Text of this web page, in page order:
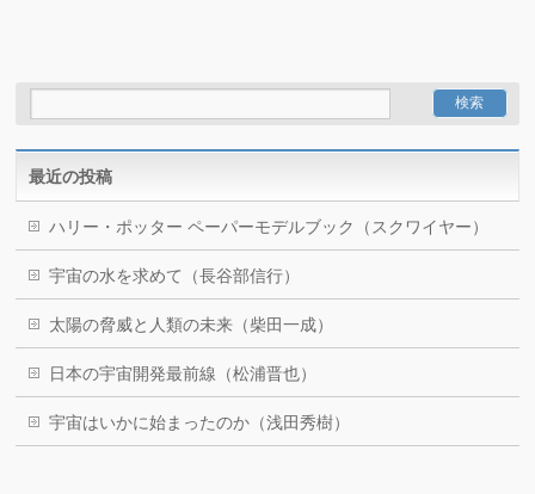
最近の投稿
ハリー・ポッター ペーパーモデルブック（スクワイヤー）
宇宙の水を求めて（長谷部信行）
太陽の脅威と人類の未来（柴田一成）
日本の宇宙開発最前線（松浦晋也）
宇宙はいかに始まったのか（浅田秀樹）